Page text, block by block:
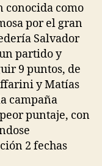
como
por el gran
Salvador
partido y
9 puntos, de
y Matías
campaña
puntaje, con
2 fechas